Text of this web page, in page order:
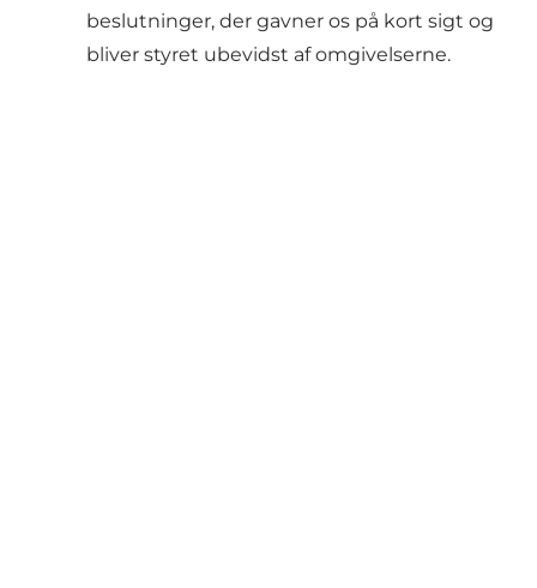
beslutninger, der gavner os på kort sigt og
bliver styret ubevidst af omgivelserne.